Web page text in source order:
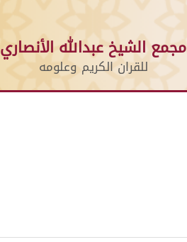
مجمع الشيخ عبدالله الأنصاري
للقران الكريم وعلومه